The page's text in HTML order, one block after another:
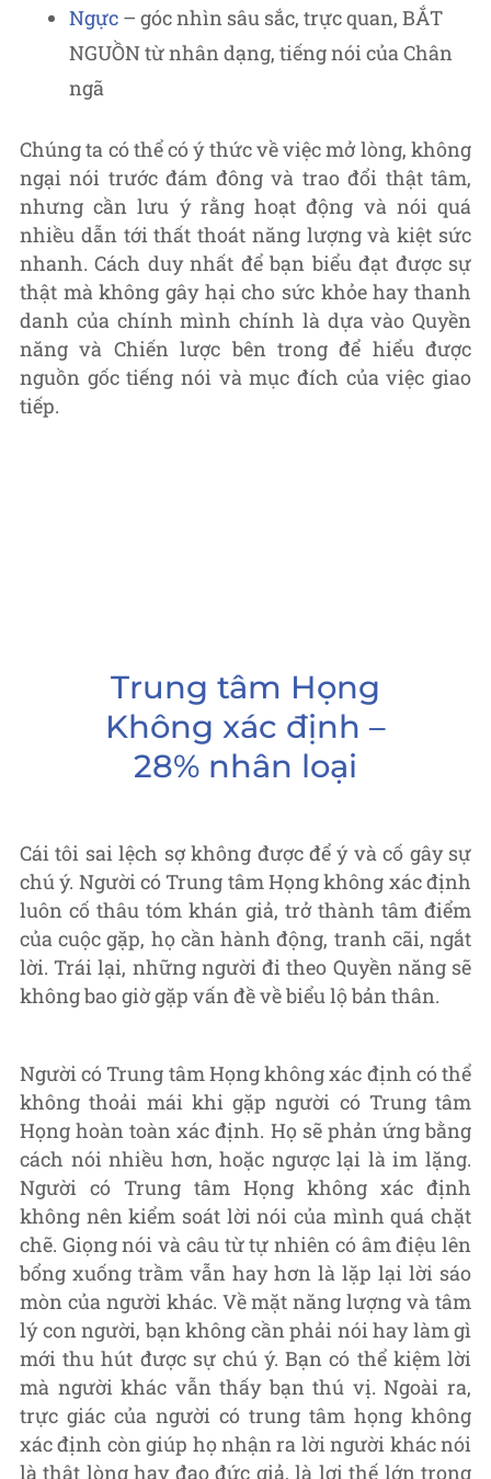
Ngực – góc nhìn sâu sắc, trực quan, BẮT
NGUỒN từ nhân dạng, tiếng nói của Chân
ngã
Chúng ta có thể có ý thức về việc mở lòng, không
ngại nói trước đám đông và trao đổi thật tâm,
nhưng cần lưu ý rằng hoạt động và nói quá
nhiều dẫn tới thất thoát năng lượng và kiệt sức
nhanh. Cách duy nhất để bạn biểu đạt được sự
thật mà không gây hại cho sức khỏe hay thanh
danh của chính mình chính là dựa vào Quyền
năng và Chiến lược bên trong để hiểu được
nguồn gốc tiếng nói và mục đích của việc giao
tiếp.
Trung tâm Họng
Không xác định –
28% nhân loại
Cái tôi sai lệch sợ không được để ý và cố gây sự
chú ý. Người có Trung tâm Họng không xác định
luôn cố thâu tóm khán giả, trở thành tâm điểm
của cuộc gặp, họ cần hành động, tranh cãi, ngắt
lời. Trái lại, những người đi theo Quyền năng sẽ
không bao giờ gặp vấn đề về biểu lộ bản thân.
Người có Trung tâm Họng không xác định có thể
không thoải mái khi gặp người có Trung tâm
Họng hoàn toàn xác định. Họ sẽ phản ứng bằng
cách nói nhiều hơn, hoặc ngược lại là im lặng.
Người có Trung tâm Họng không xác định
không nên kiểm soát lời nói của mình quá chặt
chẽ. Giọng nói và câu từ tự nhiên có âm điệu lên
bổng xuống trầm vẫn hay hơn là lặp lại lời sáo
mòn của người khác. Về mặt năng lượng và tâm
lý con người, bạn không cần phải nói hay làm gì
mới thu hút được sự chú ý. Bạn có thể kiệm lời
mà người khác vẫn thấy bạn thú vị. Ngoài ra,
trực giác của người có trung tâm họng không
xác định còn giúp họ nhận ra lời người khác nói
là thật lòng hay đạo đức giả, là lợi thế lớn trong